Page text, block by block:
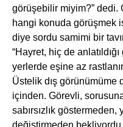
görüşebilir miyim?” dedi.
hangi konuda görüşmek
diye sordu samimi bir
“Hayret, hiç de
yerlerde eşine az
Üstelik dış görünümüme
içinden. Görevli,
sabırsızlık